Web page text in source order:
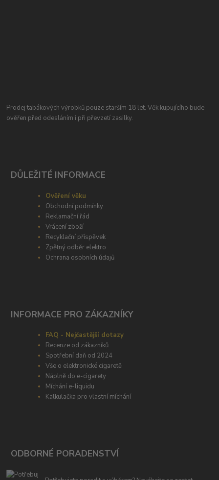
Prodej tabákových výrobků pouze starším 18 let. Věk kupujícího bude
ověřen před odesláním i při převzetí zasilky.
DŮLEŽITÉ INFORMACE
Ověření věku
Obchodní podmínky
Reklamační řád
Vrácení zboží
Recyklační příspěvek
Zpětný odběr elektro
Ochrana osobních údajů
INFORMACE PRO ZÁKAZNÍKY
FAQ - Nejčastější dotazy
Recenze od zákazníků
Spotřební daň od 2024
Vše o elektronické cigaretě
Náplně do e-cigarety
Míchání e-liquidu
Kalkulačka pro vlastní míchání
ODBORNÉ PORADENSTVÍ